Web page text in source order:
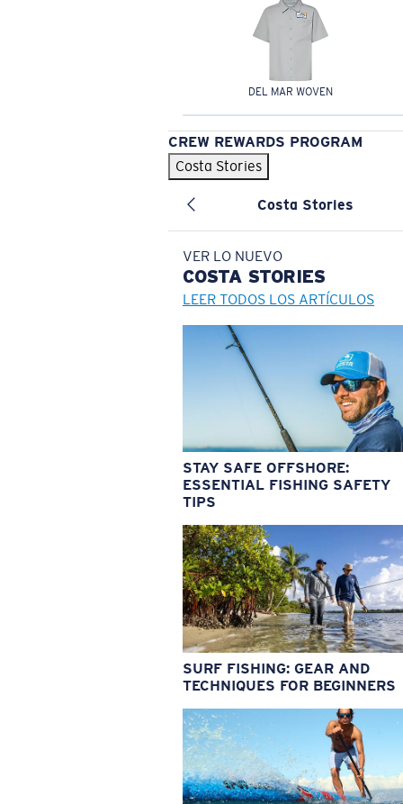
DEL MAR WOVEN
CREW REWARDS PROGRAM
Costa Stories
Costa Stories
VER LO NUEVO
COSTA STORIES
LEER TODOS LOS ARTÍCULOS
STAY SAFE OFFSHORE:
ESSENTIAL FISHING SAFETY
TIPS
SURF FISHING: GEAR AND
TECHNIQUES FOR BEGINNERS